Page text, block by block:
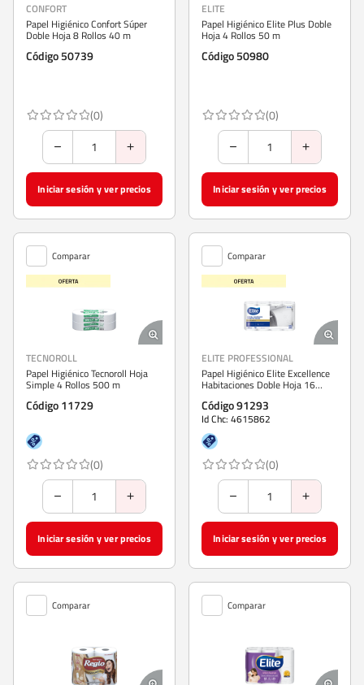
CONFORT
Papel Higiénico Confort Súper
Doble Hoja 8 Rollos 40 m
Código 50739
(0)
Iniciar sesión y ver precios
ELITE
Papel Higiénico Elite Plus Doble
Hoja 4 Rollos 50 m
Código 50980
(0)
Iniciar sesión y ver precios
Comparar
TECNOROLL
Papel Higiénico Tecnoroll Hoja
Simple 4 Rollos 500 m
Código 11729
(0)
Iniciar sesión y ver precios
Comparar
ELITE PROFESSIONAL
Papel Higiénico Elite Excellence
Habitaciones Doble Hoja 16
Código 91293
Id Chc: 4615862
(0)
Iniciar sesión y ver precios
Comparar Comparar